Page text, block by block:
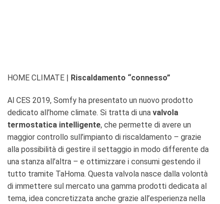
HOME CLIMATE Riscaldamento “connesso”
Al CES 2019, Somfy ha presentato un nuovo prodotto
dedicato all’home climate. Si tratta di una valvola
termostatica intelligente, che permette di avere un
maggior controllo sull’impianto di riscaldamento – grazie
alla possibilità di gestire il settaggio in modo differente da
una stanza all’altra – e ottimizzare i consumi gestendo il
tutto tramite TaHoma. Questa valvola nasce dalla volontà
di immettere sul mercato una gamma prodotti dedicata al
tema, idea concretizzata anche grazie all’esperienza nella